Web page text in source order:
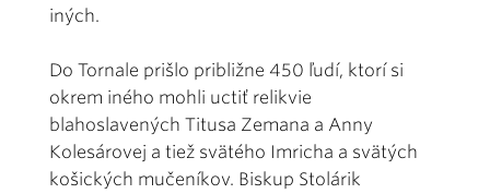
iných.
Do Tornale prišlo približne 450 ľudí, ktorí si
okrem iného mohli uctiť relikvie
blahoslavených Titusa Zemana a Anny
Kolesárovej a tiež svätého Imricha a svätých
košických mučeníkov. Biskup Stolárik